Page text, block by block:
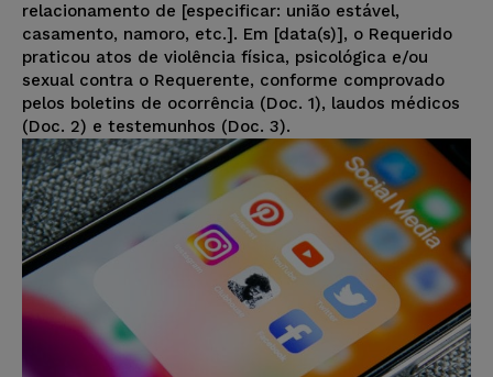
relacionamento de [especificar: união estável,
casamento, namoro, etc.]. Em [data(s)], o Requerido
praticou atos de violência física, psicológica e/ou
sexual contra o Requerente, conforme comprovado
pelos boletins de ocorrência (Doc. 1), laudos médicos
(Doc. 2) e testemunhos (Doc. 3).